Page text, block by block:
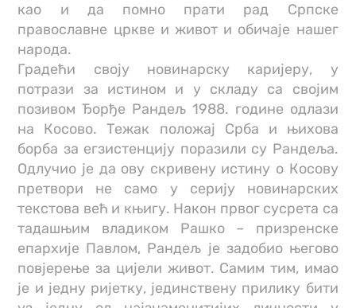
као и да помно прати рад Српске
православне цркве и живот и обичаје нашег
народа.
Градећи своју новинарску каријеру, у
потрази за истином и у складу са својим
позивом Ђорђе Рандељ 1988. године одлази
на Косово. Тежак положај Срба и њихова
борба за егзистенцију поразили су Рандеља.
Одлучио је да ову скривену истину о Косову
претвори не само у серију новинарских
текстова већ и књигу. Након првог сусрета са
тадашњим владиком Рашко – призренске
епархије Павлом, Рандељ је задобио његово
повјерење за цијели живот. Самим тим, имао
је и једну ријетку, јединствену прилику бити